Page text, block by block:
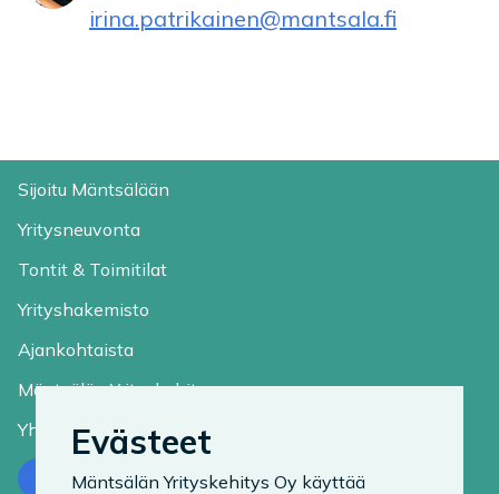
irina.patrikainen@mantsala.fi
Sijoitu Mäntsälään
Yritysneuvonta
Tontit & Toimitilat
Yrityshakemisto
Ajankohtaista
Mäntsälän Yrityskehitys
Yhteystiedot
Ota yhteyttä
Evästeet
Mäntsälän Yrityskehitys Oy käyttää